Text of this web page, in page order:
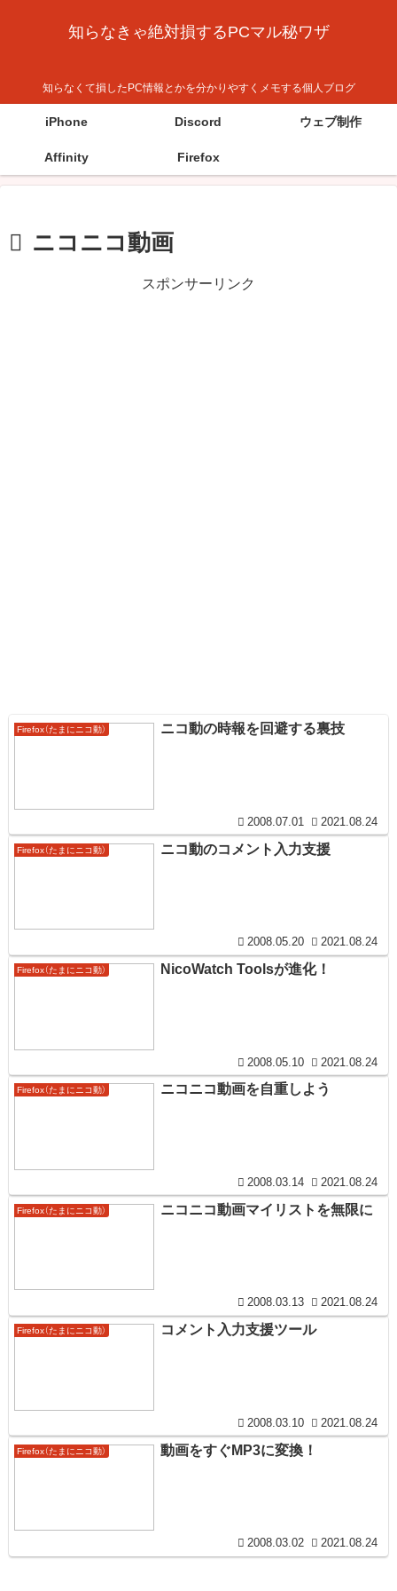
知らなきゃ絶対損するPCマル秘ワザ
知らなくて損したPC情報とかを分かりやすくメモする個人ブログ
iPhone Discord ウェブ制作
Affinity Firefox
ニコニコ動画
スポンサーリンク
Firefox（たまにニコ動） ニコ動の時報を回避する裏技
2008.07.01 2021.08.24
Firefox（たまにニコ動） ニコ動のコメント入力支援
2008.05.20 2021.08.24
Firefox（たまにニコ動） NicoWatch Toolsが進化！
2008.05.10 2021.08.24
Firefox（たまにニコ動） ニコニコ動画を自重しよう
2008.03.14 2021.08.24
Firefox（たまにニコ動） ニコニコ動画マイリストを無限に
2008.03.13 2021.08.24
Firefox（たまにニコ動） コメント入力支援ツール
2008.03.10 2021.08.24
Firefox（たまにニコ動） 動画をすぐMP3に変換！
2008.03.02 2021.08.24